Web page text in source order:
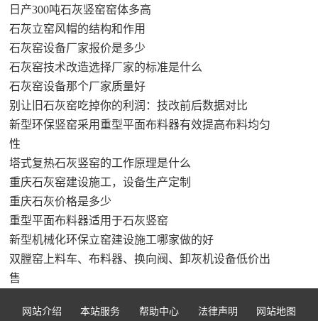
日产300吨石灰竖窑窑体多高
石灰立窑风帽的结构和作用
石灰窑设备厂家报价是多少
石灰窑技术改造选择厂家的标准是什么
石灰窑设备那个厂家质量好
别让旧石灰窑吃掉你的利润：技改前后数据对比
新型环保竖窑采用重型平面布料器有效提高布料均匀
性
塔式复热石灰竖窑的工作原理是什么
重庆石灰窑建设施工，设备生产定制
重庆石灰价格是多少
重型平面布料器适用于石灰竖窑
新型机械化环保立窑建设施工哪家做的好
双膛窑上料车、布料器、换向阀、卸灰机设备低价出
售
网站介绍 本站服务 帮助中心 法律声明 网站地图